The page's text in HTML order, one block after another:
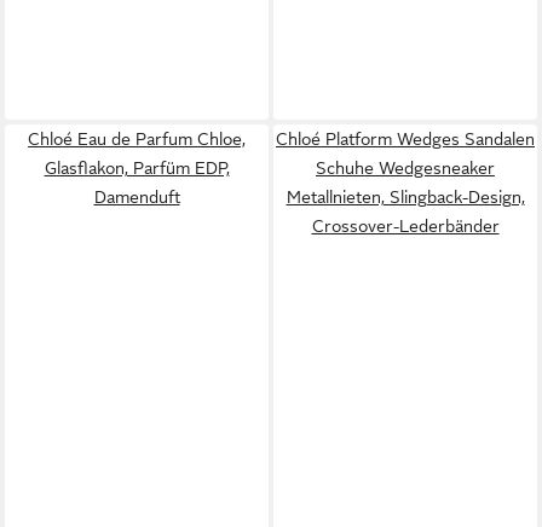
Chloé Eau de Parfum Chloe,
Glasflakon, Parfüm EDP,
Damenduft
Chloé Platform Wedges Sandalen
Schuhe Wedgesneaker
Metallnieten, Slingback-Design,
Crossover-Lederbänder